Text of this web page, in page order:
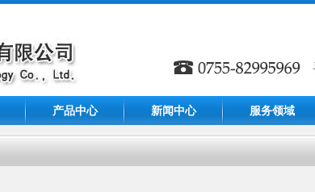
产品中心 新闻中心 服务领域